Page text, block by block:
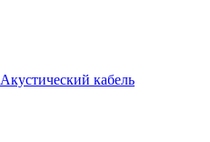
Акустический кабель